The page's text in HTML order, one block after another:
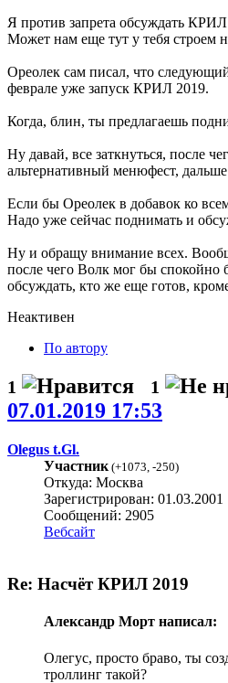
Я против запрета обсуждать
Может нам еще тут у тебя строем
Ореолек сам писал, что
феврале уже запуск КРИЛ 2019.
Когда, блин, ты предлагаешь
Ну давай, все заткнуться, после
альтернативный менюфест,
Если бы Ореолек в добавок ко
Надо уже сейчас поднимать и
Ну и обращу внимание всех.
после чего Волк мог бы спокойно
обсуждать, кто же еще готов,
Неактивен
По автору
1 1
07.01.2019 17:53
Olegus t.Gl.
Участник(+1073, -250)
Откуда: Москва
Зарегистрирован: 01.03.2001
Сообщений: 2905
Вебсайт
Re: Насчёт КРИЛ 2019
Александр Морт написал:
Олегус, просто браво, ты
троллинг такой?